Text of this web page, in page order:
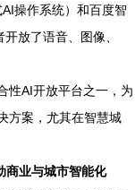
操作系统）和百度智
放了语音、图像、
性AI开放平台之一，为
方案，尤其在智慧城
商业与城市智能化